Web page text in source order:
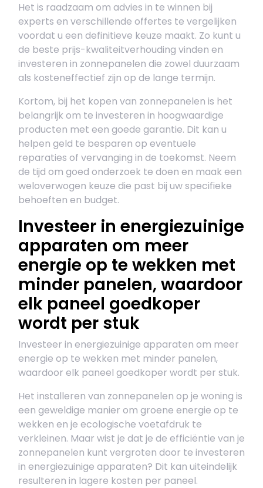
Het is raadzaam om advies in te winnen bij
experts en verschillende offertes te vergelijken
voordat u een definitieve keuze maakt. Zo kunt u
de beste prijs-kwaliteitverhouding vinden en
investeren in zonnepanelen die zowel duurzaam
als kosteneffectief zijn op de lange termijn.
Kortom, bij het kopen van zonnepanelen is het
belangrijk om te investeren in hoogwaardige
producten met een goede garantie. Dit kan u
helpen geld te besparen op eventuele
reparaties of vervanging in de toekomst. Neem
de tijd om goed onderzoek te doen en maak een
weloverwogen keuze die past bij uw specifieke
behoeften en budget.
Investeer in energiezuinige
apparaten om meer
energie op te wekken met
minder panelen, waardoor
elk paneel goedkoper
wordt per stuk
Investeer in energiezuinige apparaten om meer
energie op te wekken met minder panelen,
waardoor elk paneel goedkoper wordt per stuk.
Het installeren van zonnepanelen op je woning is
een geweldige manier om groene energie op te
wekken en je ecologische voetafdruk te
verkleinen. Maar wist je dat je de efficiëntie van je
zonnepanelen kunt vergroten door te investeren
in energiezuinige apparaten? Dit kan uiteindelijk
resulteren in lagere kosten per paneel.